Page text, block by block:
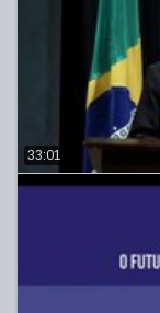
33:01